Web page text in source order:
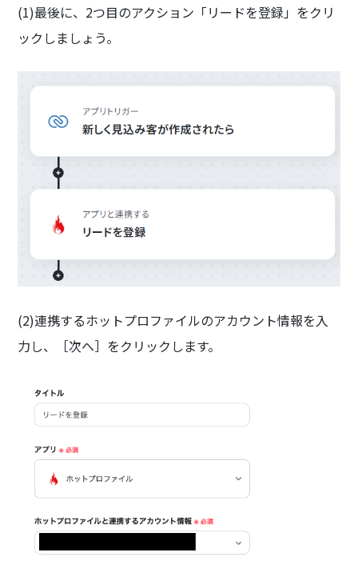
(1)最後に、2つ目のアクション「リードを登録」をクリ
ックしましょう。
(2)連携するホットプロファイルのアカウント情報を入
力し、［次へ］をクリックします。